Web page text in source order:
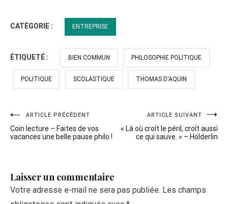
CATÉGORIE : ENTREPRISE
ÉTIQUETÉ : BIEN COMMUN PHILOSOPHIE POLITIQUE
POLITIQUE SCOLASTIQUE THOMAS D'AQUIN
Navigation
de
ARTICLE PRÉCÉDENT
Coin lecture – Faites de vos
vacances une belle pause philo !
ARTICLE SUIVANT
« Là où croît le péril, croît aussi
ce qui sauve. » – Hölderlin
Laisser un commentaire
Votre adresse e-mail ne sera pas publiée. Les champs